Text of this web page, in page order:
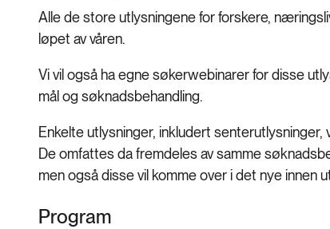
Alle de store utlysningene for forskere,
løpet av våren.
Vi vil også ha egne søkerwebinarer for disse
mål og søknadsbehandling.
Enkelte utlysninger, inkludert
De omfattes da fremdeles av samme
men også disse vil komme over i det nye innen
Program